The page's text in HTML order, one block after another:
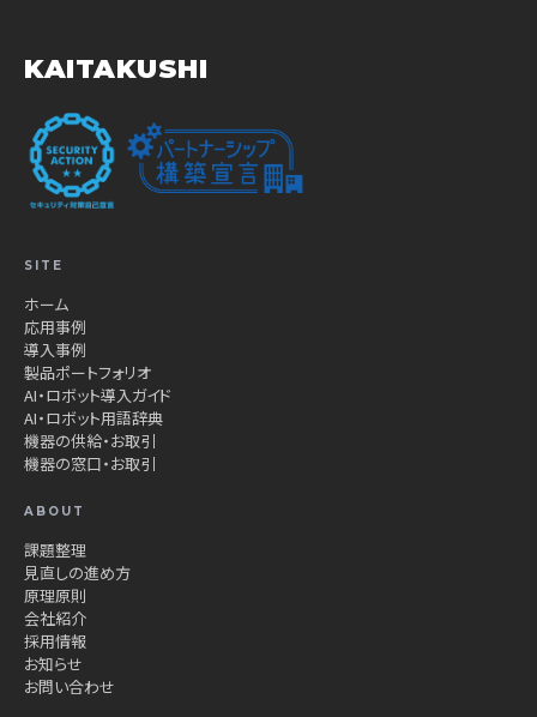
KAITAKUSHI
SITE
ホーム
応用事例
導入事例
製品ポートフォリオ
AI・ロボット導入ガイド
AI・ロボット用語辞典
機器の供給・お取引
機器の窓口・お取引
ABOUT
課題整理
見直しの進め方
原理原則
会社紹介
採用情報
お知らせ
お問い合わせ